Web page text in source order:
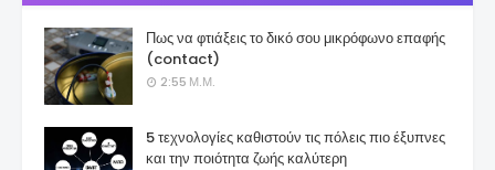
Πως να φτιάξεις το δικό σου μικρόφωνο επαφής
(contact)
2:55 Μ.Μ.
5 τεχνολογίες καθιστούν τις πόλεις πιο έξυπνες
και την ποιότητα ζωής καλύτερη